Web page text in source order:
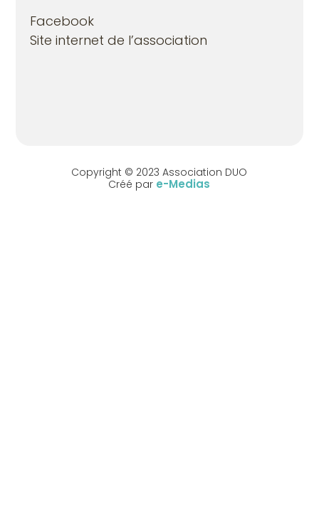
Facebook
Site internet de l’association
Copyright © 2023 Association DUO
Créé par e-Medias